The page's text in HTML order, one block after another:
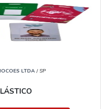
LTDA / SP